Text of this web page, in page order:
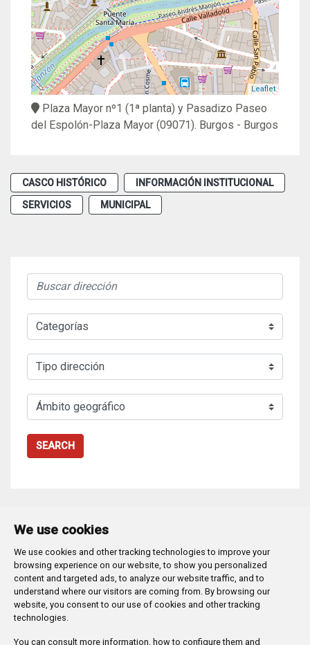
We use cookies
We use cookies and other tracking technologies to improve your
browsing experience on our website, to show you personalized
content and targeted ads, to analyze our website traffic, and to
understand where our visitors are coming from. By browsing our
website, you consent to our use of cookies and other tracking
technologies.
You can consult more information, how to configure them and
Leaflet
Plaza Mayor nº1 (1ª planta) y Pasadizo Paseo
del Espolón-Plaza Mayor (09071). Burgos - Burgos
CASCO HISTÓRICO
INFORMACIÓN INSTITUCIONAL
SERVICIOS
MUNICIPAL
SEARCH
Plaza Mayor 1 - 09071BURGOS
947 288 800 CIF: P-0906100-C
CONTACTO | AVISOS, QUEJAS Y SUGERENCIAS
CANAL DE DENUNCIAS